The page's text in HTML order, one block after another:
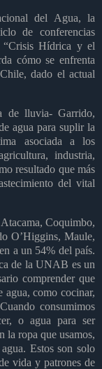
del Agua, la
de conferencias
“Crisis Hídrica y el
cómo se enfrenta
dado el actual
de lluvia- Garrido,
agua para suplir la
asociada a los
industria,
resultado que más
del vital
Coquimbo,
O’Higgins, Maule,
a un 54% del país.
de la UNAB es un
comprender que
agua, como cocinar,
Cuando consumimos
o agua para ser
la ropa que usamos,
Estos son solo
vida y patrones de